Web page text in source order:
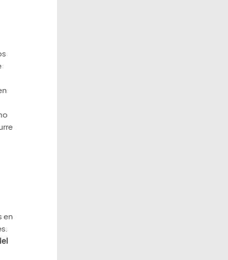
en